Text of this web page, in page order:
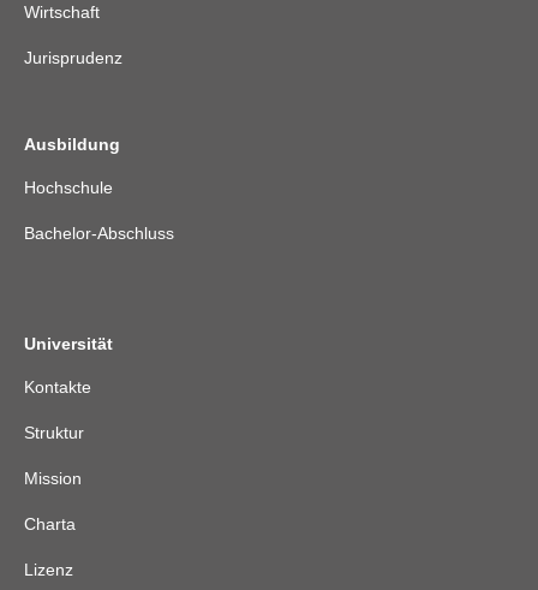
Wirtschaft
Jurisprudenz
Ausbildung
Hochschule
Bachelor-Abschluss
Universität
Kontakte
Struktur
Mission
Charta
Lizenz